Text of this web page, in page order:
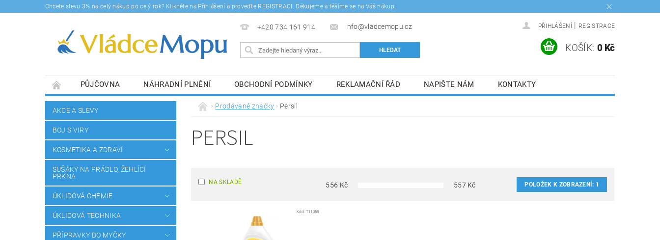
Chcete slevu 3% na celý nákup po celý rok? Klikněte na Přihlášení a proveďte REGISTRACI. Děkujeme a těšíme se na Váš nákup.
+420 734 161 914 info@vladcemopu.cz PŘIHLÁŠENÍ REGISTRACE
KOŠÍK: 0 Kč
PŮJČOVNA NÁHRADNÍ PLNĚNÍ OBCHODNÍ PODMÍNKY REKLAMAČNÍ ŘÁD NAPIŠTE NÁM
KONTAKTY
DOPRAVY A PLATBA
BLOG SOUHLASÍM SE ZPRACOVÁNÍM OSOBNÍCH ÚDAJŮ.
AKCE A SLEVY
BOJ S VIRY
KOSMETIKA A ZDRAVÍ
SUŠÁKY NA PRÁDLO, ŽEHLÍCÍ
PRKNA
ÚKLIDOVÁ CHEMIE
ÚKLIDOVÁ TECHNIKA
PŘÍPRAVKY DO MYČKY
Prodávané značky Persil
PERSIL
NA SKLADĚ 556 Kč 557Kč POLOŽEK K ZOBRAZENÍ: 1
Kód: T11058